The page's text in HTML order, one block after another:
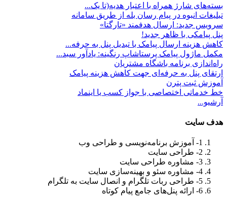
بسته‌های شارژ همراه با اعتبار هدیه(تا یک...
تبلیغات انبوه در پیام رسان بله از طریق سامانه
سرویس جدید: ارسال هدفمند «تارگتا»
پنل پیامکی با ظاهر جدید!
کاهش هزینه ارسال پیامک با تبدیل پنل به حرفه...
مکمل ماژول پیامک پرستاشاپ رنگینه: یادآور سبد...
راه‌اندازی برنامه باشگاه مشتریان
ارتقای پنل به حرفه‌ای جهت کاهش هزینه پیامک
آموزش ثبت پترن
خط خدماتی اختصاصی با جواز کسب یا اینماد
آرشیو...
هدف سايت
1- آموزش برنامه‌نویسی و طراحی وب
2- طراحی سایت
3- مشاوره طراحی سایت
4- مشاوره سئو و بهینه‌سازی سایت
5- طراحی ربات تلگرام و انصال سایت به تلگرام
6- ارائه پنل‌های جامع پیام کوتاه